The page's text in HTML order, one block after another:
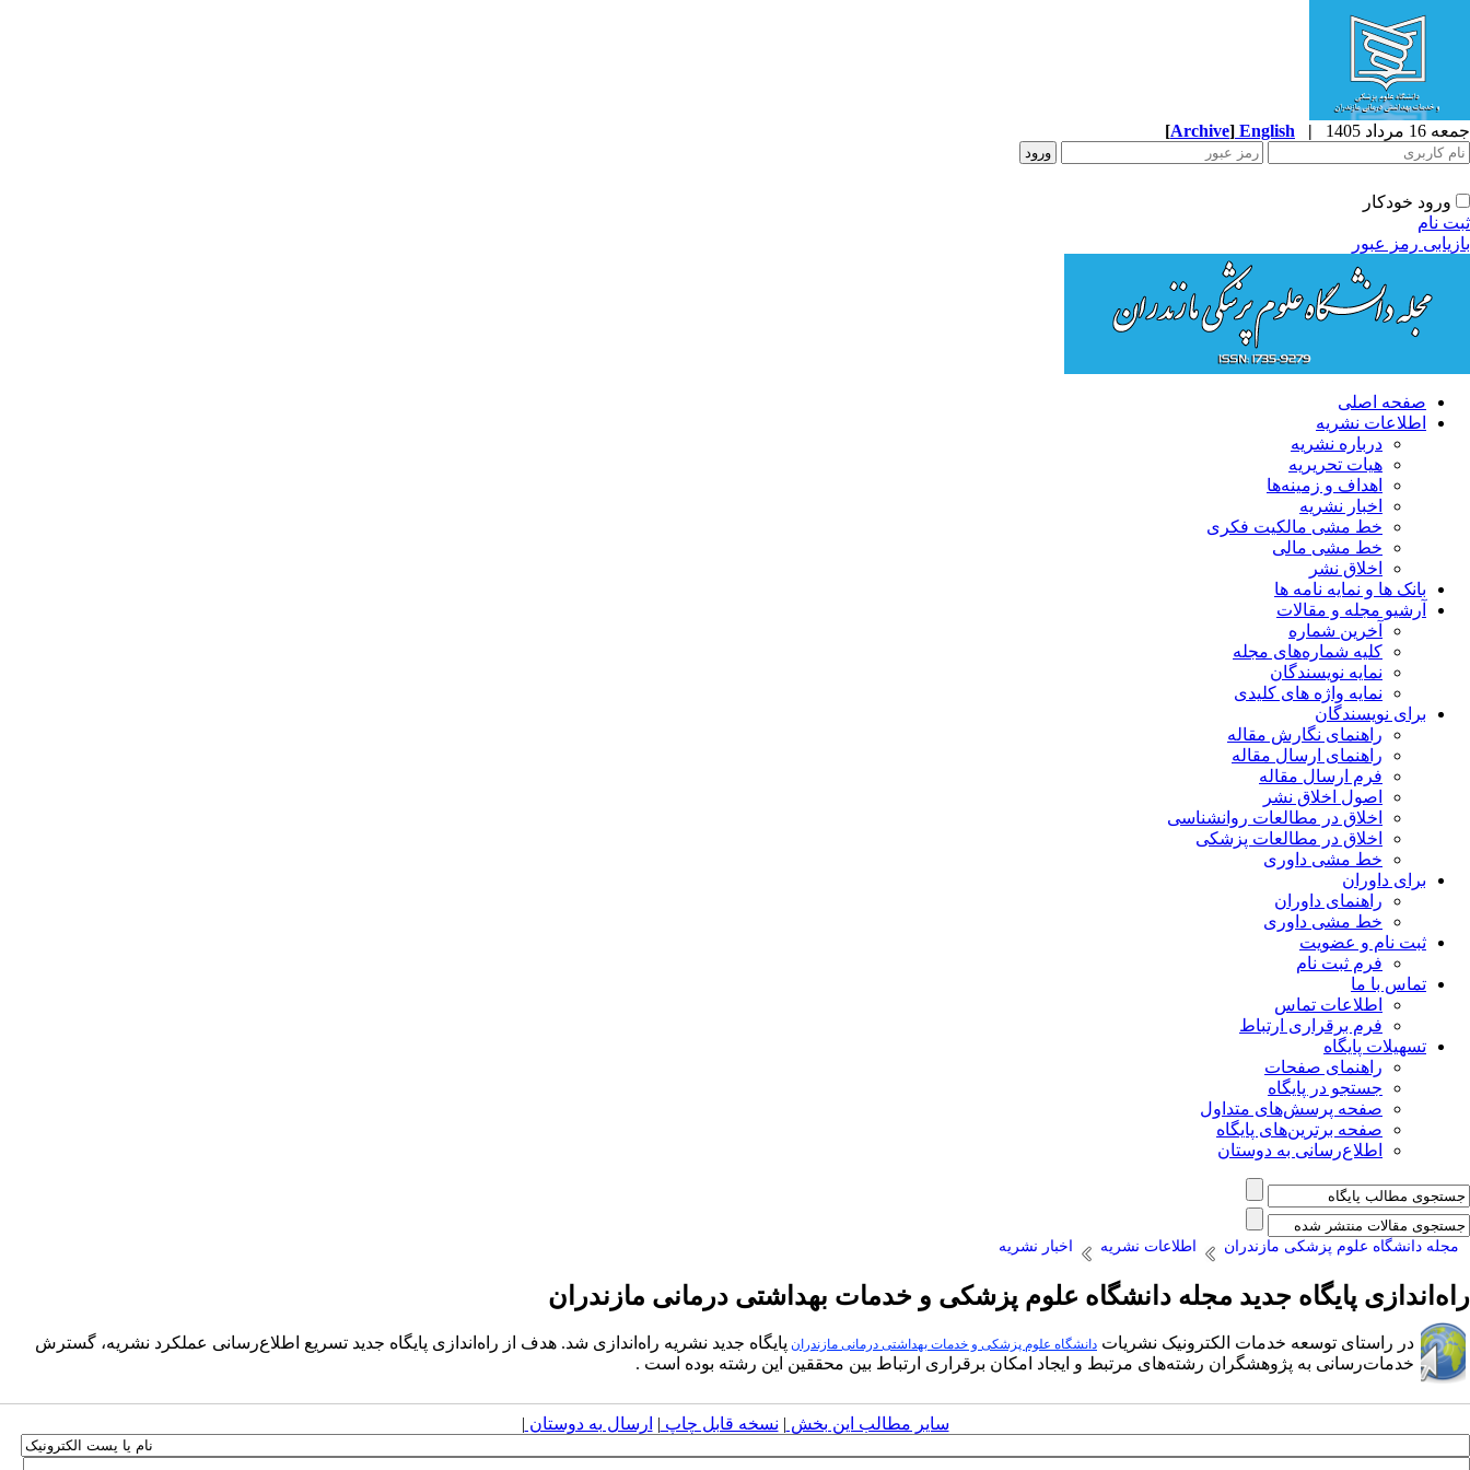
جمعه 16 مرداد 1405 |
English
[Archive]
ورود خودکار
ثبت نام
بازیابی رمز عبور
صفحه اصلی
اطلاعات نشریه
درباره نشریه
هیات تحریریه
اهداف و زمینه‌ها
اخبار نشریه
خط مشی مالکیت فکری
خط مشی مالی
اخلاق نشر
بانک ها و نمایه نامه ها
آرشیو مجله و مقالات
آخرین شماره
کلیه شماره‌های مجله
نمایه نویسندگان
نمایه واژه های کلیدی
برای نویسندگان
راهنمای نگارش مقاله
راهنمای ارسال مقاله
فرم ارسال مقاله
اصول اخلاق نشر
اخلاق در مطالعات روانشناسی
اخلاق در مطالعات پزشکی
خط مشی داوری
برای داوران
راهنمای داوران
خط مشی داوری
ثبت نام و عضویت
فرم ثبت نام
تماس با ما
اطلاعات تماس
فرم برقراری ارتباط
تسهیلات پایگاه
راهنمای صفحات
جستجو در پایگاه
صفحه پرسش‌های متداول
صفحه برترین‌های پایگاه
اطلاع‌رسانی به دوستان
مجله دانشگاه علوم پزشکی مازندران اطلاعات نشریه اخبار نشریه
راه‌اندازی پایگاه جدید مجله دانشگاه علوم پزشکی و خدمات بهداشتی درمانی مازندران
در راستای توسعه خدمات الکترونیک نشریات دانشگاه علوم پزشکی و خدمات بهداشتی درمانی مازندران پایگاه جدید نشریه راه‌اندازی شد. هدف از راه‌اندازی پایگاه جدید تسریع اطلاع‌رسانی عملکرد نشریه، گسترش
خدمات‌رسانی به پژوهشگران رشته‌های مرتبط و ایجاد امکان برقراری ارتباط بین محققین این رشته بوده است .
سایر مطالب این بخش | نسخه قابل چاپ | ارسال به دوستان |